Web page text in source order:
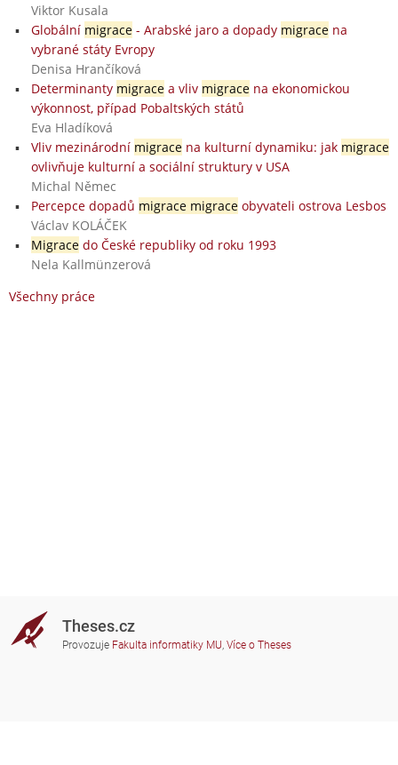
Viktor Kusala
Globální migrace- Arabské jaro a dopady migracena
vybrané státy Evropy
Denisa Hrančíková
Determinanty migracea vliv migracena ekonomickou
výkonnost, případ Pobaltských států
Eva Hladíková
Vliv mezinárodní migracena kulturní dynamiku: jak migrace
ovlivňuje kulturní a sociální struktury v USA
Michal Němec
Percepce dopadů migrace migraceobyvateli ostrova Lesbos
Václav KOLÁČEK
Migracedo České republiky od roku 1993
Nela Kallmünzerová
Všechny práce
Theses.cz
Provozuje Fakulta informatiky MU, Více o Theses